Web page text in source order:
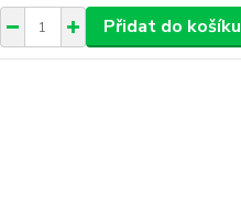
Přidat do košíku